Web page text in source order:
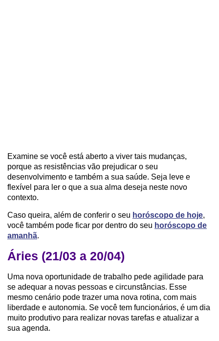
Examine se você está aberto a viver tais mudanças,
porque as resistências vão prejudicar o seu
desenvolvimento e também a sua saúde. Seja leve e
flexível para ler o que a sua alma deseja neste novo
contexto.
Caso queira, além de conferir o seu horóscopo de hoje,
você também pode ficar por dentro do seu horóscopo de
amanhã.
Áries (21/03 a 20/04)
Uma nova oportunidade de trabalho pede agilidade para
se adequar a novas pessoas e circunstâncias. Esse
mesmo cenário pode trazer uma nova rotina, com mais
liberdade e autonomia. Se você tem funcionários, é um dia
muito produtivo para realizar novas tarefas e atualizar a
sua agenda.